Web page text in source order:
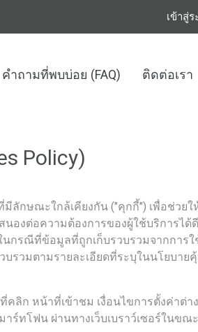
เข้าสู่
คำถามที่พบบ่อย (FAQ) ติดต่อเรา
Policy)
มีลักษณะใกล้เคียงกัน ("คุกกี้") เพื่อช่วย
งต่อความต้องการของผู้ใช้บริการได้
นกรณีที่ข้อมูลที่ถูกเก็บรวบรวมจากการ
รวมตามรายละเอียดที่ระบุในนโยบา
คลิก หน้าที่เข้าชม เงื่อนไขการตั้งค่าต่
ทโฟน ผ่านทางเว็บเบราว์เซอร์ในขณ